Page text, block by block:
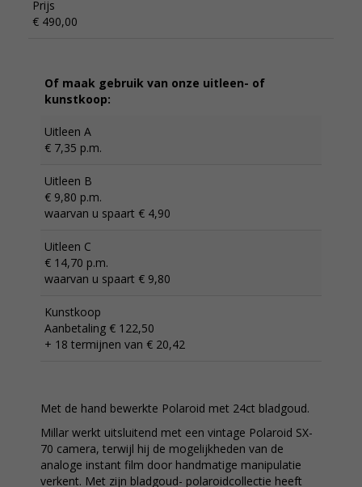
Prijs
€ 490,00
Of maak gebruik van onze uitleen- of
kunstkoop:
Uitleen A
€ 7,35 p.m.
Uitleen B
€ 9,80 p.m.
waarvan u spaart € 4,90
Uitleen C
€ 14,70 p.m.
waarvan u spaart € 9,80
Kunstkoop
Aanbetaling € 122,50
+ 18 termijnen van € 20,42
Met de hand bewerkte Polaroid met 24ct bladgoud.
Millar werkt uitsluitend met een vintage Polaroid SX-
70 camera, terwijl hij de mogelijkheden van de
analoge instant film door handmatige manipulatie
verkent. Met zijn bladgoud- polaroidcollectie heeft